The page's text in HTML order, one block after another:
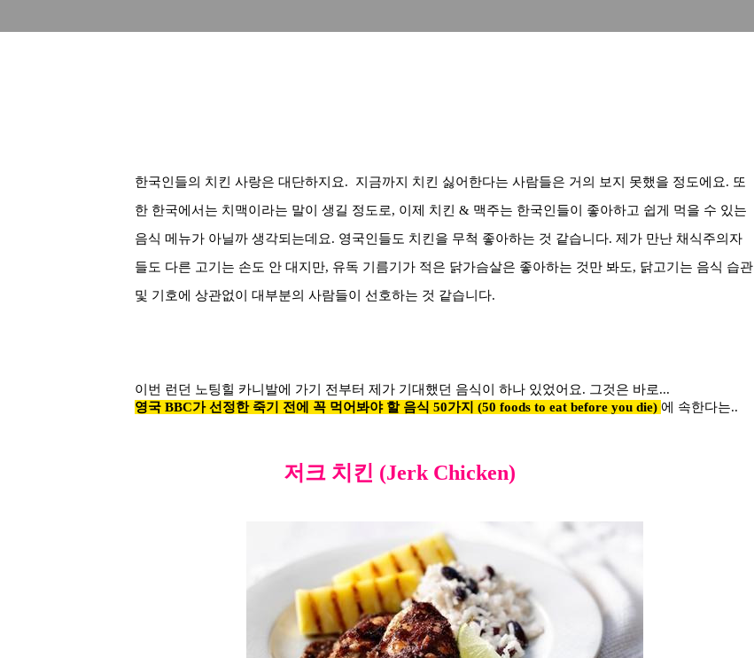
한국인들의 치킨 사랑은 대단하지요. 지금까지 치킨 싫어한다는 사람들은 거의 보지 못했을 정도에요. 또
한 한국에서는 치맥이라는 말이 생길 정도로, 이제 치킨 & 맥주는 한국인들이 좋아하고 쉽게 먹을 수 있는
음식 메뉴가 아닐까 생각되는데요. 영국인들도 치킨을 무척 좋아하는 것 같습니다. 제가 만난 채식주의자
들도 다른 고기는 손도 안 대지만, 유독 기름기가 적은 닭가슴살은 좋아하는 것만 봐도, 닭고기는 음식 습관
및 기호에 상관없이 대부분의 사람들이 선호하는 것 같습니다.
이번 런던 노팅힐 카니발에 가기 전부터 제가 기대했던 음식이 하나 있었어요. 그것은 바로...
영국 BBC가 선정한 죽기 전에 꼭 먹어봐야 할 음식 50가지 (50 foods to eat before you die) 에 속한다는..
저크 치킨 (Jerk Chicken)